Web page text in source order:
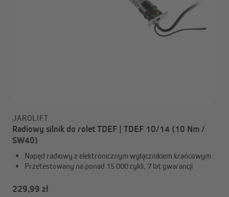
JAROLIFT
Radiowy silnik do rolet TDEF | TDEF 10/14 (10 Nm /
SW40)
Napęd radiowy z elektronicznym wyłącznikiem krańcowym
Przetestowany na ponad 15 000 cykli, 7 lat gwarancji
229,99 zł